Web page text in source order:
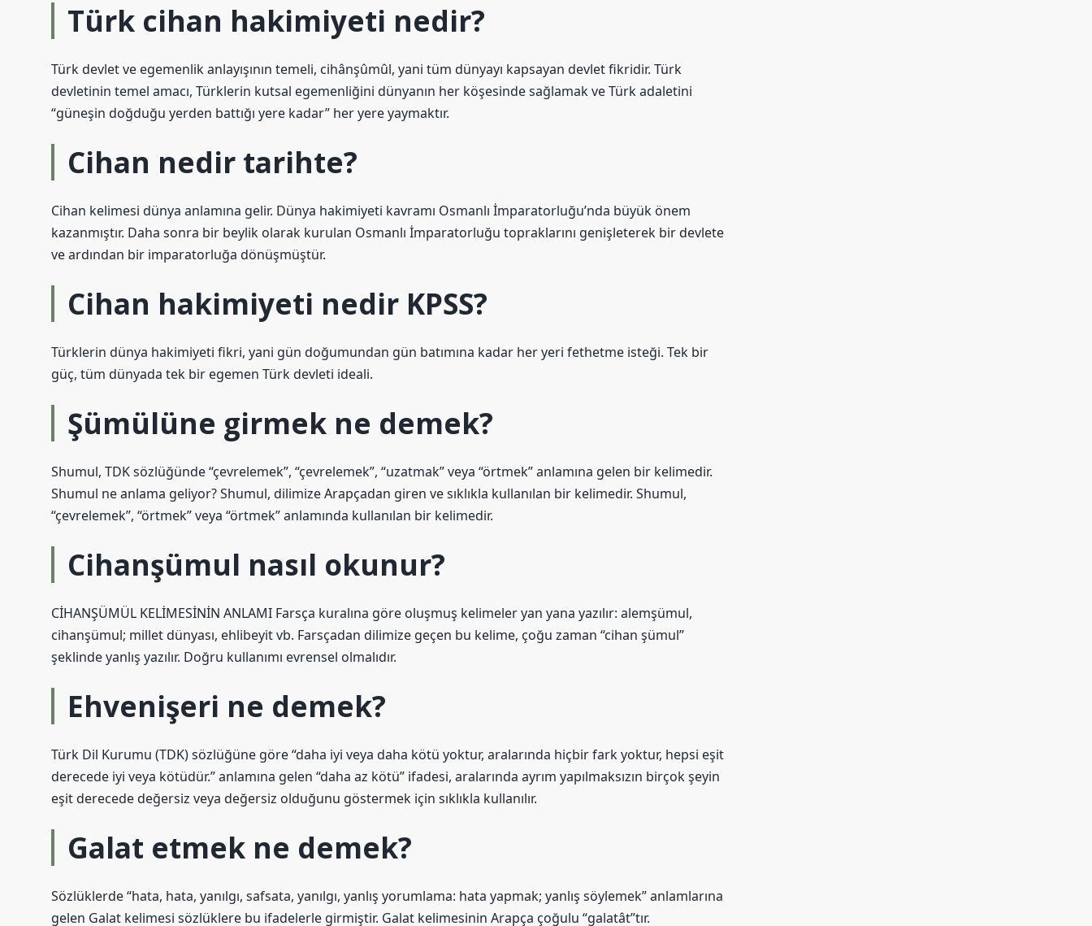
Türk cihan hakimiyeti nedir?
Türk devlet ve egemenlik anlayışının temeli, cihânşûmûl, yani tüm dünyayı kapsayan devlet fikridir. Türk
devletinin temel amacı, Türklerin kutsal egemenliğini dünyanın her köşesinde sağlamak ve Türk adaletini
“güneşin doğduğu yerden battığı yere kadar” her yere yaymaktır.
Cihan nedir tarihte?
Cihan kelimesi dünya anlamına gelir. Dünya hakimiyeti kavramı Osmanlı İmparatorluğu’nda büyük önem
kazanmıştır. Daha sonra bir beylik olarak kurulan Osmanlı İmparatorluğu topraklarını genişleterek bir devlete
ve ardından bir imparatorluğa dönüşmüştür.
Cihan hakimiyeti nedir KPSS?
Türklerin dünya hakimiyeti fikri, yani gün doğumundan gün batımına kadar her yeri fethetme isteği. Tek bir
güç, tüm dünyada tek bir egemen Türk devleti ideali.
Şümülüne girmek ne demek?
Shumul, TDK sözlüğünde “çevrelemek”, “çevrelemek”, “uzatmak” veya “örtmek” anlamına gelen bir kelimedir.
Shumul ne anlama geliyor? Shumul, dilimize Arapçadan giren ve sıklıkla kullanılan bir kelimedir. Shumul,
“çevrelemek”, “örtmek” veya “örtmek” anlamında kullanılan bir kelimedir.
Cihanşümul nasıl okunur?
CİHANŞÜMÜL KELİMESİNİN ANLAMI Farsça kuralına göre oluşmuş kelimeler yan yana yazılır: alemşümul,
cihanşümul; millet dünyası, ehlibeyit vb. Farsçadan dilimize geçen bu kelime, çoğu zaman “cihan şümul”
şeklinde yanlış yazılır. Doğru kullanımı evrensel olmalıdır.
Ehvenişeri ne demek?
Türk Dil Kurumu (TDK) sözlüğüne göre “daha ​​iyi veya daha kötü yoktur, aralarında hiçbir fark yoktur, hepsi eşit
derecede iyi veya kötüdür.” anlamına gelen “daha ​​az kötü” ifadesi, aralarında ayrım yapılmaksızın birçok şeyin
eşit derecede değersiz veya değersiz olduğunu göstermek için sıklıkla kullanılır.
Galat etmek ne demek?
Sözlüklerde “hata, hata, yanılgı, safsata, yanılgı, yanlış yorumlama: hata yapmak; yanlış söylemek” anlamlarına
gelen Galat kelimesi sözlüklere bu ifadelerle girmiştir. Galat kelimesinin Arapça çoğulu “galatât”tır.